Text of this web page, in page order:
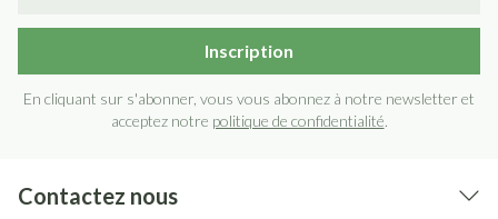
Inscription
En cliquant sur s'abonner, vous vous abonnez à notre newsletter et
acceptez notre politique de confidentialité.
Contactez nous